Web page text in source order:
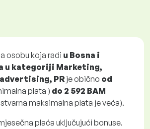
osobu koja radi u Bosna i
u kategoriji Marketing,
PR je obično od
plata ) do 2 592 BAM
maksimalna plata je veća).
plaća uključujući bonuse.